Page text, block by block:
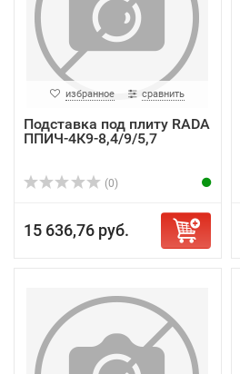
избранное сравнить
Подставка под плиту RADA
ППИЧ-4К9-8,4/9/5,7
(0)
15 636,76 руб.